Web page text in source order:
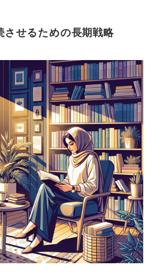
させるための長期戦略